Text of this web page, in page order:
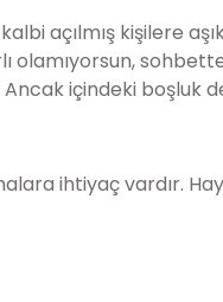
açılmış kişilere
içindeki boşluk
ihtiyaç vardır.